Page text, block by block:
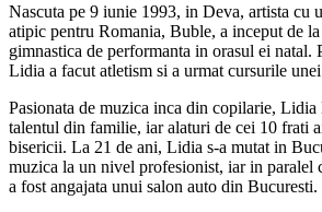
Nascuta pe 9 iunie 1993, in Deva, artista cu
atipic pentru Romania, Buble, a inceput de
gimnastica de performanta in orasul ei natal.
Lidia a facut atletism si a urmat cursurile
Pasionata de muzica inca din copilarie, Lidia
talentul din familie, iar alaturi de cei 10 frati
bisericii. La 21 de ani, Lidia s-a mutat in
muzica la un nivel profesionist, iar in paralel
a fost angajata unui salon auto din Bucuresti.